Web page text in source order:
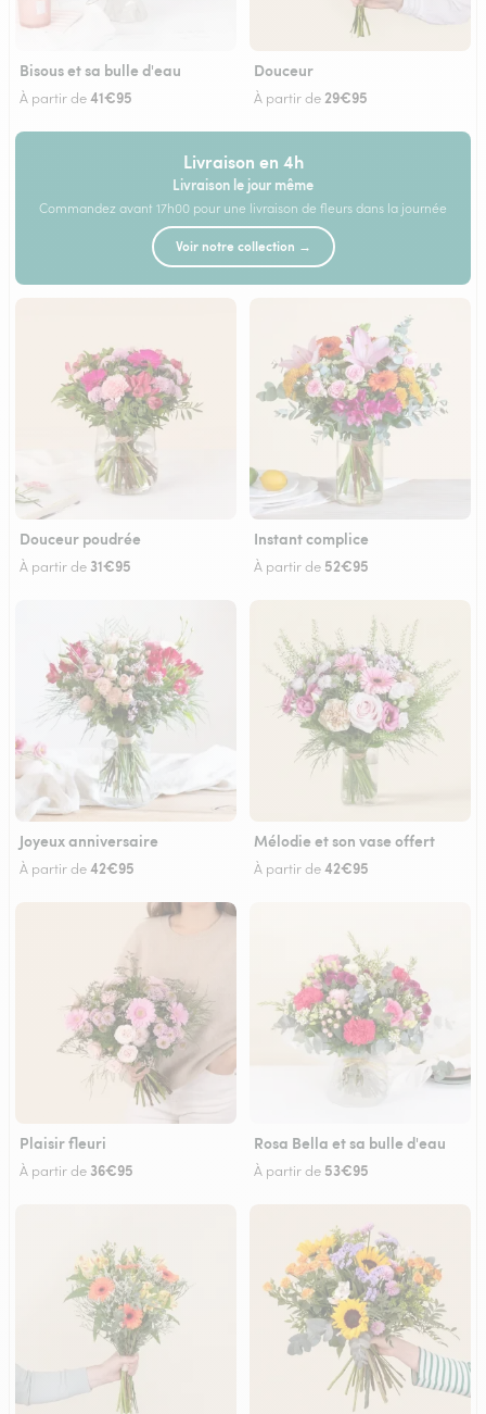
Bisous et sa bulle d'eau
À partir de41€95
Douceur
À partir de29€95
Livraison en 4h
Livraison le jour même
Commandez avant 17h00 pour une livraison de fleurs dans la journée
Voir notre collection →
Douceur poudrée
À partir de 31€95
Instant complice
À partir de 52€95
Joyeux anniversaire
À partir de42€95
Mélodie et son vase offert
À partir de42€95
Plaisir fleuri
À partir de 36€95
Rosa Bella et sa bulle d'eau
À partir de 53€95